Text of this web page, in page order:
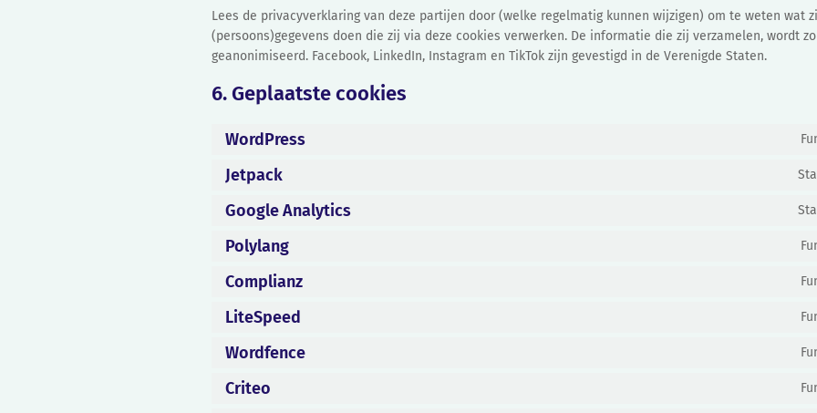
Lees de privacyverklaring van deze partijen door (welke regelmatig kunnen wijzigen) om te weten wat
(persoons)gegevens doen die zij via deze cookies verwerken. De informatie die zij verzamelen, wordt
geanonimiseerd. Facebook, LinkedIn, Instagram en TikTok zijn gevestigd in de Verenigde Staten.
6. Geplaatste cookies
WordPress
Jetpack
Google Analytics
Polylang
Complianz
LiteSpeed
Wordfence
Criteo